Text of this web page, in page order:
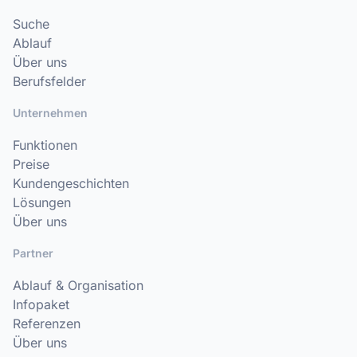
Suche
Ablauf
Über uns
Berufsfelder
Unternehmen
Funktionen
Preise
Kundengeschichten
Lösungen
Über uns
Partner
Ablauf & Organisation
Infopaket
Referenzen
Über uns